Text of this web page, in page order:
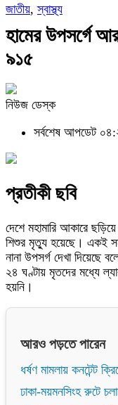
জাতীয়,স্বাস্থ্য
হামের উপসর্গে
৯১৫
নিউজ ডেস্ক
সর্বশেষ আপডেট
প্রতীকী ছবি
দেশে মহামারি আকারে
শিশুর মৃত্যু হয়েছে। একই
নানা উপসর্গ দেখা দিয়েছে
২৪ ঘণ্টায় মৃতদের মধ্যে
হয়নি।
আরও পড়তে পারেন
ধর্ষণ মামলায় কনটেন্ট
ঢাকা-ময়মনসিংহ রুটে